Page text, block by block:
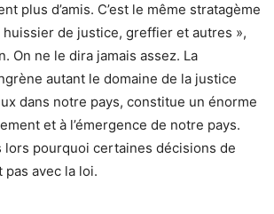
plus d’amis. C’est le même stratagème
de justice, greffier et autres »,
On ne le dira jamais assez. La
autant le domaine de la justice
dans notre pays, constitue un énorme
et à l’émergence de notre pays.
lors pourquoi certaines décisions de
avec la loi.